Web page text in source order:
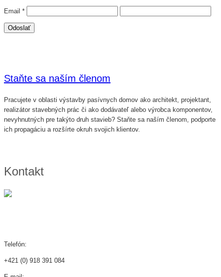
Email *
Staňte sa naším členom
Pracujete v oblasti výstavby pasívnych domov ako architekt, projektant,
realizátor stavebných prác či ako dodávateľ alebo výrobca komponentov,
nevyhnutných pre takýto druh stavieb? Staňte sa naším členom, podporte
ich propagáciu a rozšírte okruh svojich klientov.
Kontakt
Telefón:
+421 (0) 918 391 084